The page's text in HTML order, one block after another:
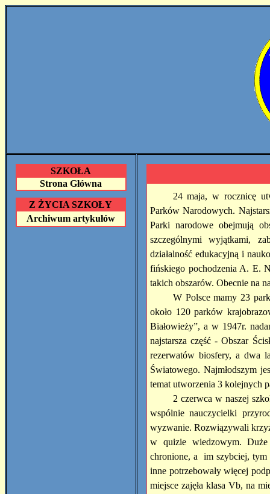
SZKOŁA
Strona Główna
Z ŻYCIA SZKOŁY
Archiwum artykułów
24 maja, w rocznicę
Parków Narodowych.
Parki narodowe obejmują
szczególnymi wyjątkami,
działalność edukacyjną i
fińskiego pochodzenia A. E.
takich obszarów. Obecnie na
W Polsce mamy 23
około 120 parków
Białowieży”, a w 1947r.
najstarsza część - Obszar
rezerwatów biosfery, a dwa
Światowego. Najmłodszym
temat utworzenia 3 kolejnych
2 czerwca w naszej
wspólnie nauczycielki
wyzwanie. Rozwiązywali
w quizie wiedzowym. Duże
chronione, a im szybciej, tym
inne potrzebowały więcej
miejsce zajęła klasa Vb, na